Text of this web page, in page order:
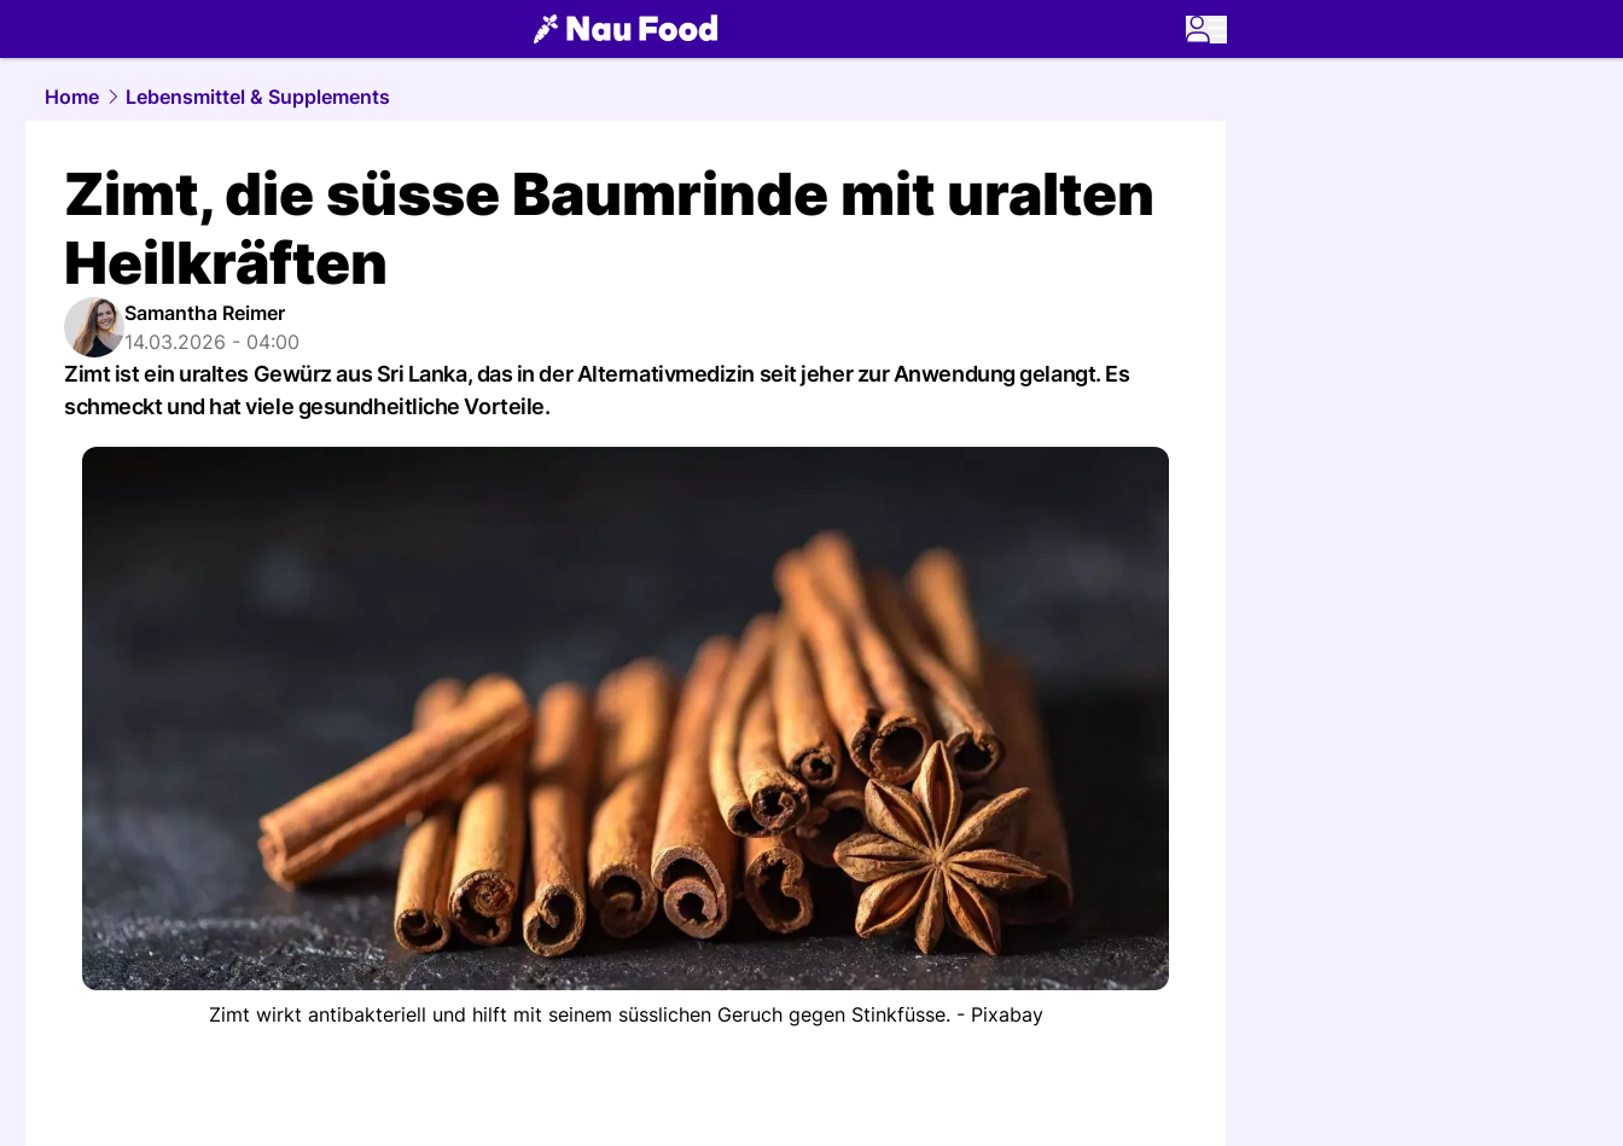
food.NAU.ch
Home
Lebensmittel & Supplements
Zimt, die süsse Baumrinde mit uralten
Heilkräften
Samantha Reimer
14.03.2026 - 04:00
Zimt ist ein uraltes Gewürz aus Sri Lanka, das in der Alternativmedizin seit jeher zur Anwendung gelangt. Es
schmeckt und hat viele gesundheitliche Vorteile.
Zimt wirkt antibakteriell und hilft mit seinem süsslichen Geruch gegen Stinkfüsse. - Pixabay